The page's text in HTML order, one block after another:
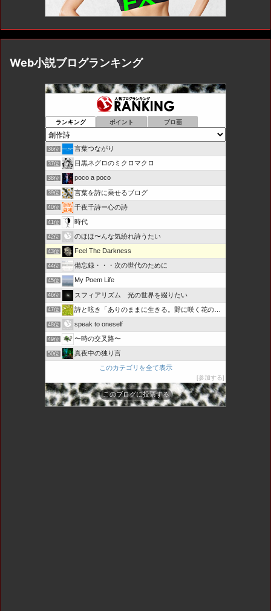
Web小説ブログランキング
ランキング ポイント ブロ画
36位 言葉つながり
37位 目黒ネグロのミクロマクロ
38位 poco a poco
39位 言葉を詩に乗せるブログ
40位 千夜千詩ー心の詩
41位 時代
42位 のほほ〜んな気紛れ詩うたい
43位 Feel The Darkness
44位 備忘録・・・次の世代のために
45位 My Poem Life
46位 スフィアリズム 光の世界を綴りたい
47位 詩と呟き「ありのままに生きる。野に咲く花のように・・・」
48位 speak to oneself
49位 〜時の交叉路〜
50位
真夜中の独り言
このカテゴリを全て表示
参加する
このブログに投票する